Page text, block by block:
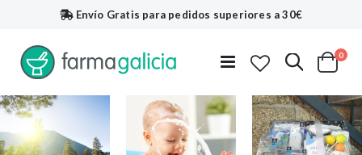
Envío Gratis para pedidos superiores a 30€
Buscar
Cart
0